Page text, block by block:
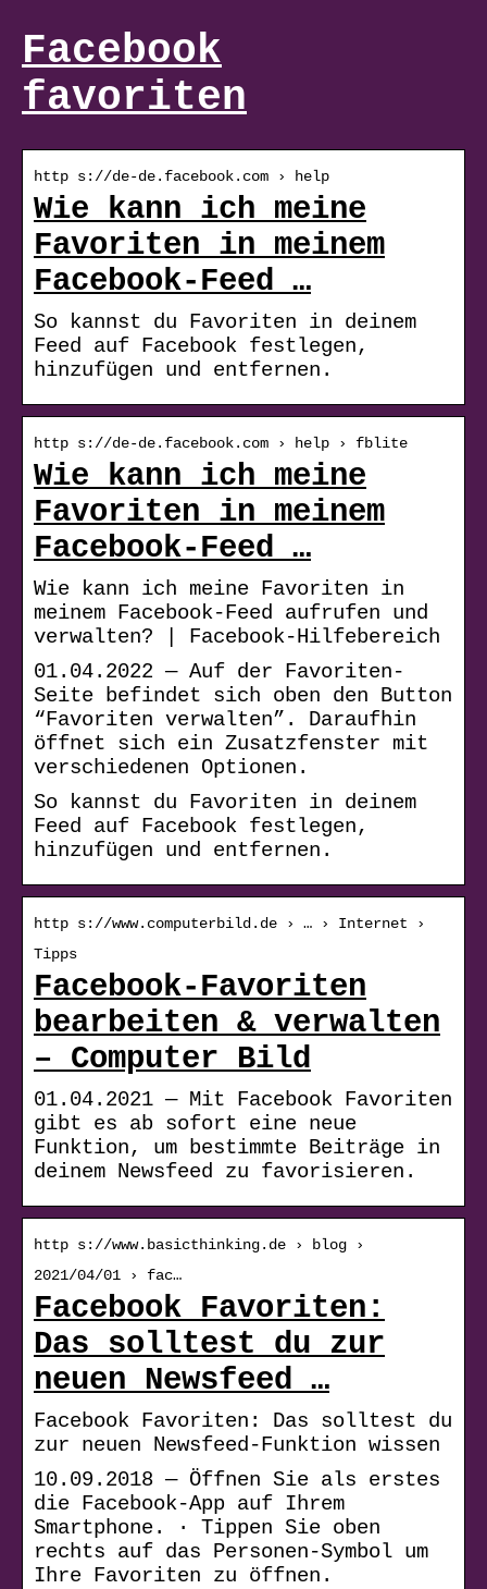
Facebook
favoriten
http s://de-de.facebook.com › help
Wie kann ich meine
Favoriten in meinem
Facebook-Feed …
So kannst du Favoriten in deinem
Feed auf Facebook festlegen,
hinzufügen und entfernen.
http s://de-de.facebook.com › help › fblite
Wie kann ich meine
Favoriten in meinem
Facebook-Feed …
Wie kann ich meine Favoriten in
meinem Facebook-Feed aufrufen und
verwalten? | Facebook-Hilfebereich
01.04.2022 — Auf der Favoriten-
Seite befindet sich oben den Button
“Favoriten verwalten”. Daraufhin
öffnet sich ein Zusatzfenster mit
verschiedenen Optionen.
So kannst du Favoriten in deinem
Feed auf Facebook festlegen,
hinzufügen und entfernen.
http s://www.computerbild.de › … › Internet ›
Tipps
Facebook-Favoriten
bearbeiten & verwalten
– Computer Bild
01.04.2021 — Mit Facebook Favoriten
gibt es ab sofort eine neue
Funktion, um bestimmte Beiträge in
deinem Newsfeed zu favorisieren.
http s://www.basicthinking.de › blog ›
2021/04/01 › fac…
Facebook Favoriten:
Das solltest du zur
neuen Newsfeed …
Facebook Favoriten: Das solltest du
zur neuen Newsfeed-Funktion wissen
10.09.2018 — Öffnen Sie als erstes
die Facebook-App auf Ihrem
Smartphone. · Tippen Sie oben
rechts auf das Personen-Symbol um
Ihre Favoriten zu öffnen.